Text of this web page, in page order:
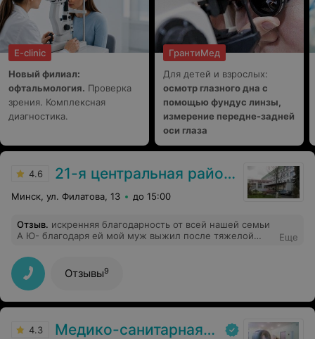
E-clinic
Новый филиал:
офтальмология. Проверка
зрения. Комплексная
диагностика.
ГрантиМед
Для детей и взрослых:
осмотр глазного дна с
помощью фундус линзы,
измерение передне-задней
оси глаза
4.6 21-я центральная районная поликлиника Заводского района г. Минска
Минск, ул. Филатова, 13 до 15:00
Отзыв. искренняя благодарность от всей нашей семьи
А Ю- благодаря ей мой муж выжил после тяжелой
молодой специалист с большим будущим-
эрудированная -внимательная -добросердечная
-красивая -- даже общение с ней обладает лечебным
действием Низкий поклон ей - здоровья ей- её
близким и её пациентам С уважением ЗН Детюк
Еще
Отзывы9
4.3 Медико-санитарная часть «МАЗ»